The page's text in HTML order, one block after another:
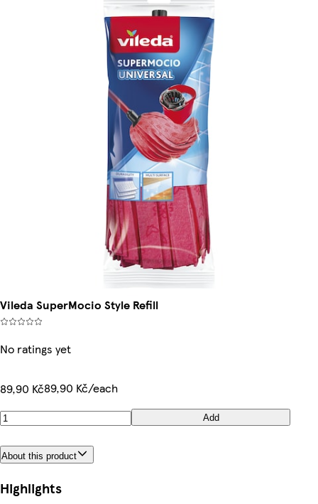
Vileda SuperMocio Style Refill
No ratings yet
89,90 Kč89,90 Kč/each
Add
About this product
Highlights